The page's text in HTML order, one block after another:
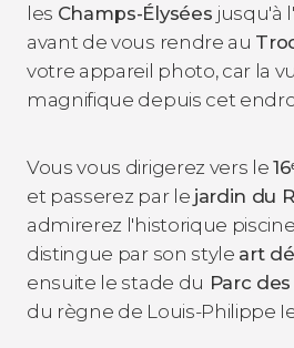
les Champs-Élysées jusqu'à l'
avant de vous rendre au
votre appareil photo, car la
magnifique depuis cet
Vous vous dirigerez vers le
et passerez par le jardin du
admirerez l'historique piscine
distingue par son style art
ensuite le stade du Parc
du règne de Louis-Philippe